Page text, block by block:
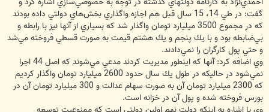
گفت: در طي 14، 15 سال قبل هم اجازه واگذاري بخش‌هاي دولتي داده بودند
كه در مجموع 3500 ميليارد تومان واگذار شد كه بسياري از آنها نيز با رابطه و
بي‌ضابطه بود و با يك پنجم و يك هشتم قيمت به صورت قسطي فروخته مي‌شد
و حتي پول كارگران را نمي‌دادند.
وي اضافه كرد: آنها كه اينطور مديريت كردند مدعي مي‌شوند كه اصل 44 اجرا
نمي‌شود در حاليكه در طول يك سال حدود 2600 ميليارد تومان واگذار كرديم
كه 2300 ميليارد تومان آن به صورت سهام عدالت و 300 ميليارد تومان آن در
بورس فروخته شده و پول آن در خزانه است.